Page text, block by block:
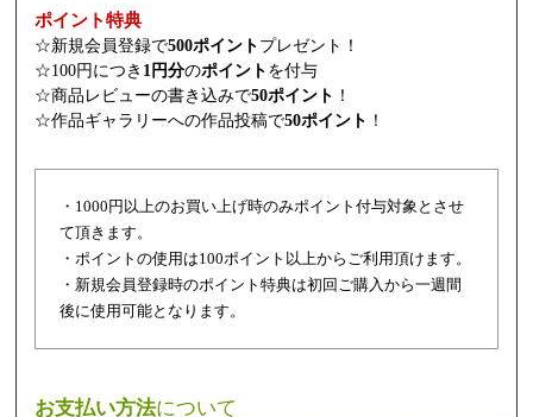
ポイント特典
☆新規会員登録で500ポイント プレゼント！
☆100円につき 1円分のポイント を付与
☆商品レビューの書き込みで50ポイント ！
☆作品ギャラリーへの作品投稿で50ポイント ！
・1000円以上のお買い上げ時のみポイント付与対象とさせ
て頂きます。
・ポイントの使用は100ポイント以上からご利用頂けます。
・新規会員登録時のポイント特典は初回ご購入から一週間
後に使用可能となります。
お支払い方法について